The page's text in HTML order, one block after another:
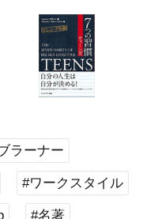
ラーナー
#ワークスタイル
#名著